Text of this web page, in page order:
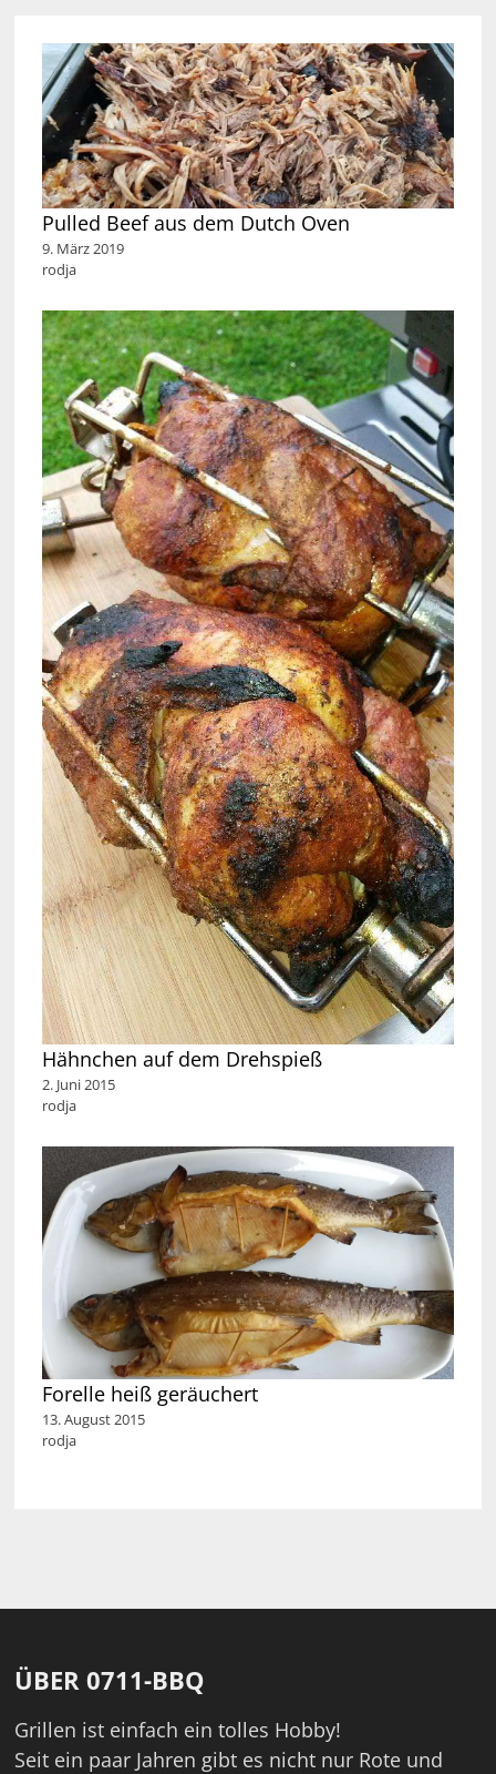
Pulled Beef aus dem Dutch Oven
9. März 2019
rodja
Hähnchen auf dem Drehspieß
2. Juni 2015
rodja
Forelle heiß geräuchert
13. August 2015
rodja
ÜBER 0711-BBQ
Grillen ist einfach ein tolles Hobby!
Seit ein paar Jahren gibt es nicht nur Rote und